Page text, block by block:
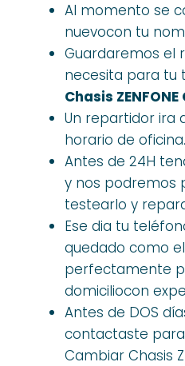
Al momento se
nuevocon tu
Guardaremos el
necesita para tu
Chasis
Un repartidor ira
horario de oficina.
Antes de 24H
y nos podremos
testearlo y
Ese dia tu
quedado como
perfectamente
domiciliocon
Antes de DOS
contactaste
Cambiar Chasis